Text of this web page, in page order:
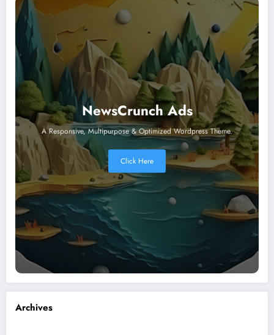
NewsCrunch Ads
A Responsive, Multipurpose & Optimized Wordpress Theme.
Click Here
Archives